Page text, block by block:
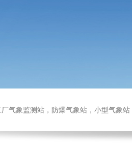
气象监测站，防爆气象站，小型气象站，化